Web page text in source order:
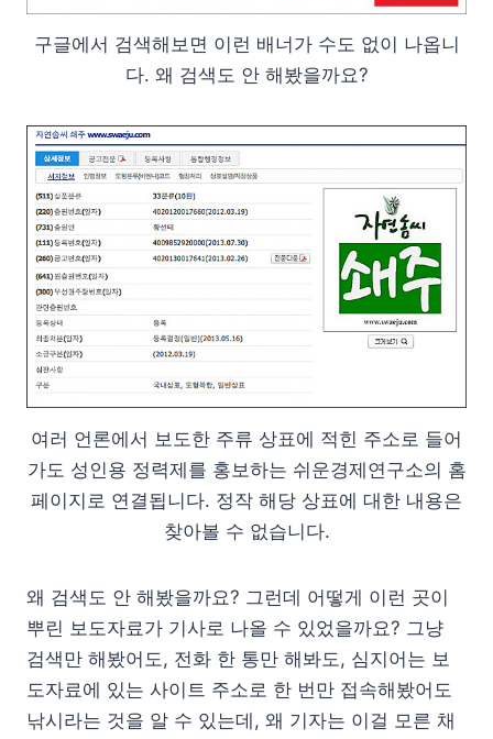
구글에서 검색해보면 이런 배너가 수도 없이 나옵니
다. 왜 검색도 안 해봤을까요?
여러 언론에서 보도한 주류 상표에 적힌 주소로 들어
가도 성인용 정력제를 홍보하는 쉬운경제연구소의 홈
페이지로 연결됩니다. 정작 해당 상표에 대한 내용은
찾아볼 수 없습니다.
왜 검색도 안 해봤을까요? 그런데 어떻게 이런 곳이
뿌린 보도자료가 기사로 나올 수 있었을까요? 그냥
검색만 해봤어도, 전화 한 통만 해봐도, 심지어는 보
도자료에 있는 사이트 주소로 한 번만 접속해봤어도
낚시라는 것을 알 수 있는데, 왜 기자는 이걸 모른 채